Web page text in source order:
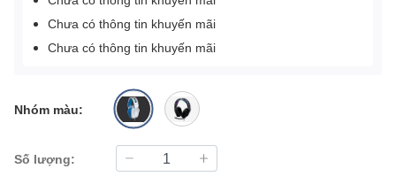
Chưa có thông tin khuyến mãi
Chưa có thông tin khuyến mãi
Nhóm màu:
Số lượng: